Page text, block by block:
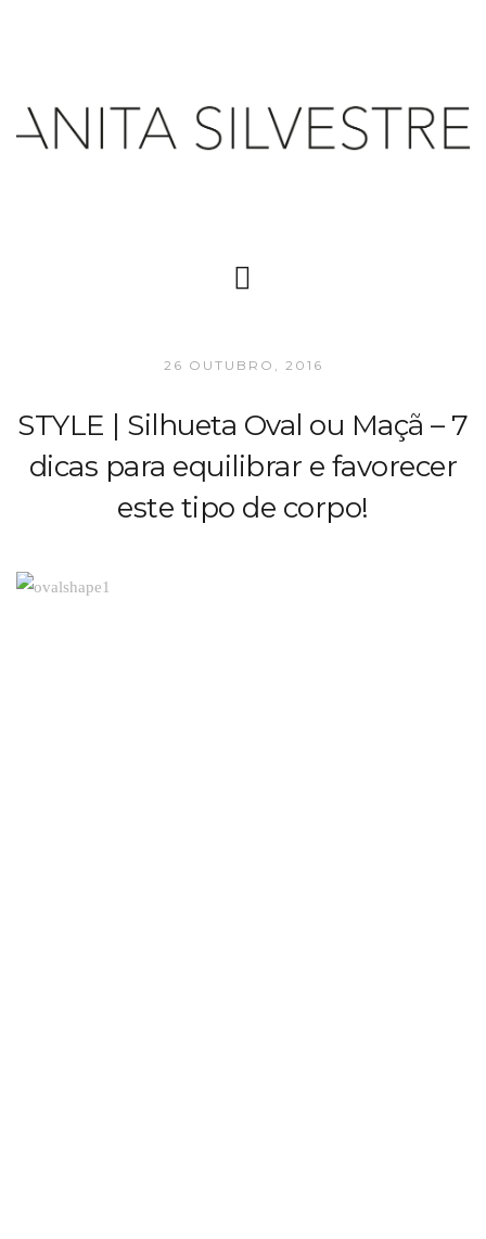
26 OUTUBRO, 2016
STYLE | Silhueta Oval ou Maçã – 7
dicas para equilibrar e favorecer
este tipo de corpo!